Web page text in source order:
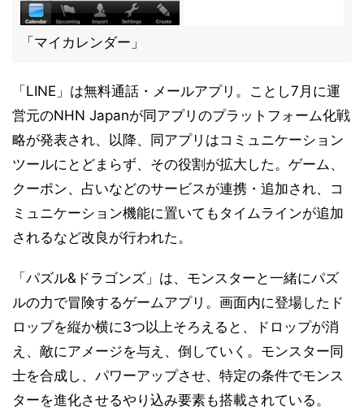
「マイカレンダー」
「LINE」は無料通話・メールアプリ。ことし7月に運
営元のNHN Japanが同アプリのプラットフォーム化戦
略が発表され、以降、同アプリはコミュニケーション
ツールにとどまらず、その役割が拡大した。ゲーム、
クーポン、占いなどのサービスが連携・追加され、コ
ミュニケーション機能に置いてもタイムラインが追加
されるなど改良が行われた。
「パズル&ドラゴンズ」は、モンスターと一緒にパズ
ルの力で冒険するゲームアプリ。画面内に登場したド
ロップを縦か横に3つ以上そろえると、ドロップが消
え、敵にアメージを与え、倒していく。モンスター同
士を合成し、パワーアップさせ、特定の条件でモンス
ターを進化させるやり込み要素も搭載されている。